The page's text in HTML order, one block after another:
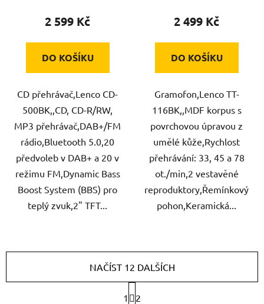
2 599 Kč
DO KOŠÍKU
CD přehrávač,Lenco CD-
500BK,,CD, CD-R/RW,
MP3 přehrávač,DAB+/FM
rádio,Bluetooth 5.0,20
předvoleb v DAB+ a 20 v
režimu FM,Dynamic Bass
Boost System (BBS) pro
teplý zvuk,2" TFT...
2 499 Kč
DO KOŠÍKU
Gramofon,Lenco TT-
116BK,,MDF korpus s
povrchovou úpravou z
umělé kůže,Rychlost
přehrávání: 33, 45 a 78
ot./min,2 vestavěné
reproduktory,Řemínkový
pohon,Keramická...
NAČÍST 12 DALŠÍCH
t
1 2